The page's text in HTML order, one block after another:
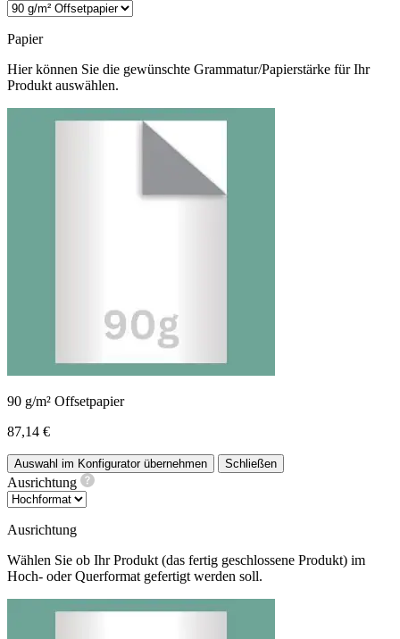
Papier
Hier können Sie die gewünschte Grammatur/Papierstärke für Ihr
Produkt auswählen.
90 g/m² Offsetpapier
87,14 €
Auswahl im Konfigurator übernehmen Schließen
Ausrichtung
Ausrichtung
Wählen Sie ob Ihr Produkt (das fertig geschlossene Produkt) im
Hoch- oder Querformat gefertigt werden soll.